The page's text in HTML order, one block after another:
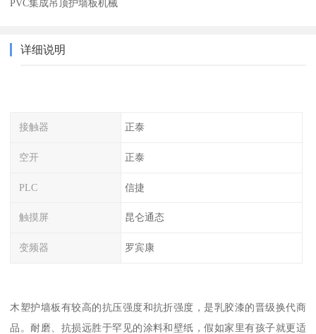
PVC集成吊顶护墙板机械
详细说明
接触器 正泰
空开 正泰
PLC 信捷
触摸屏 昆仑通态
变频器 罗宾康
木塑护墙板有较高的抗压强度和抗折强度，是乳胶漆的晋级换代商
品。耐磨、抗损远胜于罕见的涂料和壁纸，假如家里有孩子就更适